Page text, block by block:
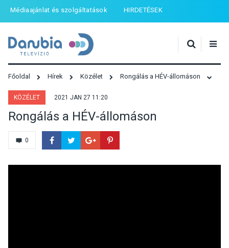
Médiaajánlat és szolgáltatások HIRDETÉSEK
Főoldal Hírek Közélet Rongálás a HÉV-állomáson
KÖZÉLET 2021 JAN 27 11:20
Rongálás a HÉV-állomáson
0